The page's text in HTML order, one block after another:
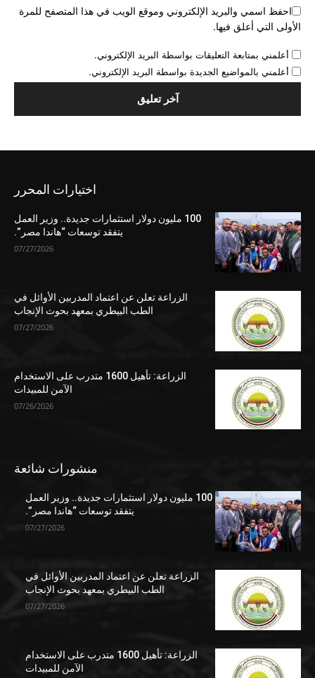
احفظ اسمي والبريد الإلكتروني وموقع الويب في هذا المتصفح للمرة
الأولى التي أعلق فيها.
أعلمني بمتابعة التعليقات بواسطة البريد الإلكتروني.
أعلمني بالمواضيع الجديدة بواسطة البريد الإلكتروني.
اختيارات المحرر
100 مليون دولار استثمارات جديدة.. وزير العمل
يتفقد توسعات “هاندا مصر”.
07/27/2026
الزراعة تعلن عن اعتماد المدربين الأوائل في
الطب البيطري بمعهد بحوث الإنجاب
07/27/2026
الزراعة: تأهيل 1600 متدرب على الاستخدام
الآمن للمبيدات
07/26/2026
منشورات شائعة
100 مليون دولار استثمارات جديدة.. وزير العمل
يتفقد توسعات “هاندا مصر”.
07/27/2026
الزراعة تعلن عن اعتماد المدربين الأوائل في
الطب البيطري بمعهد بحوث الإنجاب
07/27/2026
الزراعة: تأهيل 1600 متدرب على الاستخدام
الآمن للمبيدات